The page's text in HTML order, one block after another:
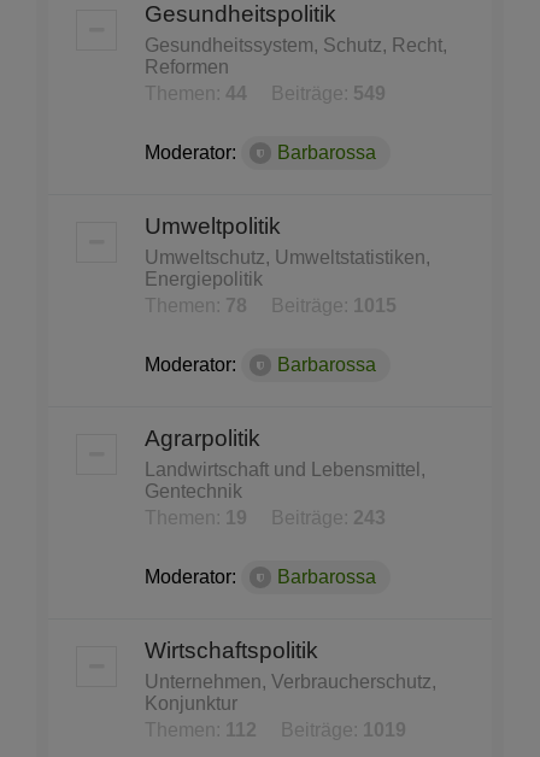
Gesundheitspolitik
Gesundheitssystem, Schutz, Recht,
Reformen
Themen: 44 Beiträge: 549
Moderator: Barbarossa
Umweltpolitik
Umweltschutz, Umweltstatistiken,
Energiepolitik
Themen: 78 Beiträge: 1015
Moderator: Barbarossa
Agrarpolitik
Landwirtschaft und Lebensmittel,
Gentechnik
Themen:
19 Beiträge: 243
Moderator: Barbarossa
Wirtschaftspolitik
Unternehmen, Verbraucherschutz,
Konjunktur
Themen:
112 Beiträge: 1019